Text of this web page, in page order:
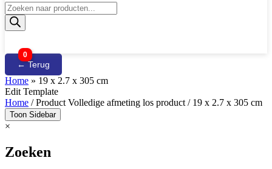
Producten
zoeken
0
← Terug
Home » 19 x 2.7 x 305 cm
Edit Template
Home / Product Volledige afmeting los product / 19 x 2.7 x 305 cm
Toon Sidebar
×
Zoeken